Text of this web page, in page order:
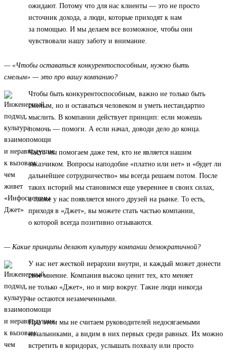
ожидают. Потому что для нас клиенты — это не просто
источник дохода, а люди, которые приходят к нам
за помощью. И мы делаем все возможное, чтобы они
чувствовали нашу заботу и внимание.
— «Чтобы оставаться конкурентоспособным, нужно быть
смелым» — это про вашу компанию?
Чтобы быть конкурентоспособным, важно не только быть
смелым, но и оставаться человеком и уметь нестандартно
мыслить. В компании действует принцип: если можешь
помочь — помоги. А если начал, доводи дело до конца.
Часто мы помогаем даже тем, кто не является нашим
заказчиком. Вопросы наподобие «платно или нет» и «будет ли
дальнейшее сотрудничество» мы всегда решаем потом. После
таких историй мы становимся еще увереннее в своих силах,
а также у нас появляется много друзей на рынке. То есть,
приходя в «Джет», вы можете стать частью компании,
о которой всегда позитивно отзываются.
— Какие принципы делают культуру компании демократичной?
У нас нет жесткой иерархии внутри, и каждый может донести
свое мнение. Компания высоко ценит тех, кто меняет
не только «Джет», но и мир вокруг. Такие люди никогда
не остаются незамеченными.
При этом мы не считаем руководителей недосягаемыми
начальниками, а видим в них первых среди равных. Их можно
встретить в коридорах, услышать похвалу или просто